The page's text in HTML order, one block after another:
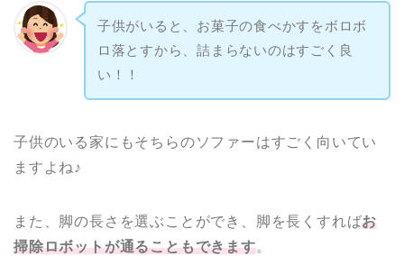
子供がいると、お菓子の食べかすをボロボ
ロ落とすから、詰まらないのはすごく良
い！！
子供のいる家にもそちらのソファーはすごく向いてい
ますよね♪
また、脚の長さを選ぶことができ、脚を長くすればお
掃除ロボットが通ることもできます。